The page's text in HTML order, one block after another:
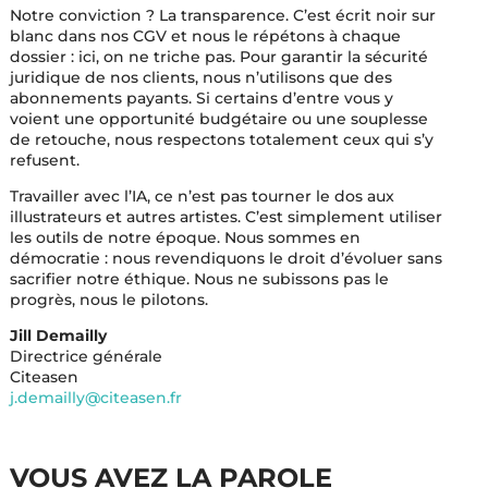
Notre conviction ? La transparence. C’est écrit noir sur
blanc dans nos CGV et nous le répétons à chaque
dossier : ici, on ne triche pas. Pour garantir la sécurité
juridique de nos clients, nous n’utilisons que des
abonnements payants. Si certains d’entre vous y
voient une opportunité budgétaire ou une souplesse
de retouche, nous respectons totalement ceux qui s’y
refusent.
Travailler avec l’IA, ce n’est pas tourner le dos aux
illustrateurs et autres artistes. C’est simplement utiliser
les outils de notre époque. Nous sommes en
démocratie : nous revendiquons le droit d’évoluer sans
sacrifier notre éthique. Nous ne subissons pas le
progrès, nous le pilotons.
Jill Demailly
Directrice générale
Citeasen
j.demailly@citeasen.fr
VOUS AVEZ LA PAROLE